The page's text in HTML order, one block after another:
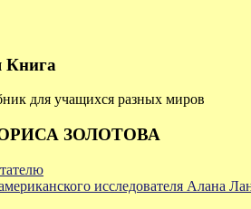
Книга
для учащихся разных миров
ЗОЛОТОВА
исследователя Алана